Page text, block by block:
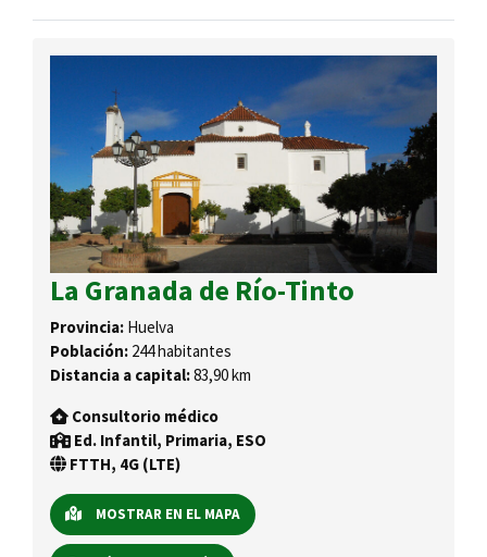
La Granada de Río-Tinto
Provincia: Huelva
Población: 244 habitantes
Distancia a capital:83,90 km
Consultorio médico
Ed. Infantil, Primaria, ESO
FTTH, 4G (LTE)
MOSTRAR EN EL MAPA